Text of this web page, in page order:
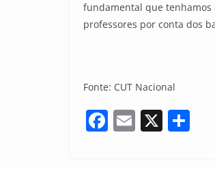
fundamental que tenhamos
professores por conta dos
Fonte: CUT Nacional
F E X